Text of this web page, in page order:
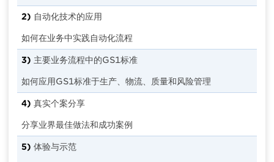
2) 自动化技术的应用
如何在业务中实践自动化流程
3) 主要业务流程中的GS1标准
如何应用GS1标准于生产、物流、质量和风险管理
4) 真实个案分享
分享业界最佳做法和成功案例
5) 体验与示范